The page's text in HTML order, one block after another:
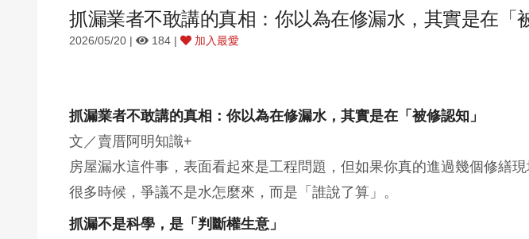
抓漏業者不敢講的真相：你以為在修漏水，其實是在「
2026/05/20 | 184 | 加入最愛
抓漏業者不敢講的真相：你以為在修漏水，其實是在「被修認知」
文／賣厝阿明知識+
房屋漏水這件事，表面看起來是工程問題，但如果你真的進過幾個修繕
很多時候，爭議不是水怎麼來，而是「誰說了算」。
抓漏不是科學，是「判斷權生意」